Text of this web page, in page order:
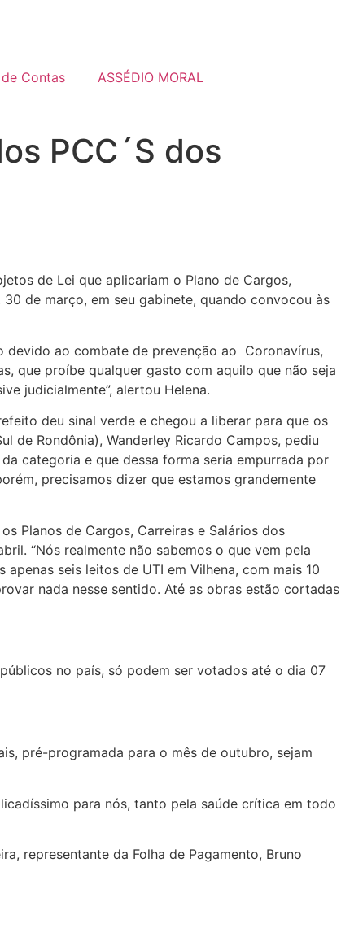
Contas ASSÉDIO MORAL
PCC´S dos
de Lei que aplicariam o Plano de Cargos,
de março, em seu gabinete, quando convocou às
devido ao combate de prevenção ao Coronavírus,
que proíbe qualquer gasto com aquilo que não seja
judicialmente”, alertou Helena.
deu sinal verde e chegou a liberar para que os
de Rondônia), Wanderley Ricardo Campos, pediu
categoria e que dessa forma seria empurrada por
precisamos dizer que estamos grandemente
Planos de Cargos, Carreiras e Salários dos
“Nós realmente não sabemos o que vem pela
seis leitos de UTI em Vilhena, com mais 10
nada nesse sentido. Até as obras estão cortadas
no país, só podem ser votados até o dia 07
pré-programada para o mês de outubro, sejam
para nós, tanto pela saúde crítica em todo
representante da Folha de Pagamento, Bruno